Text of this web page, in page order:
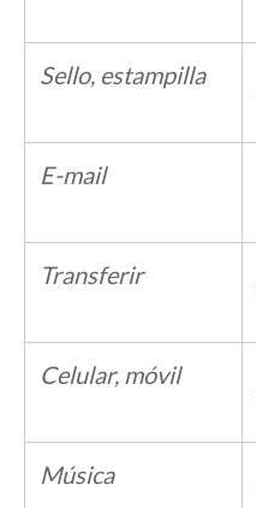
Sello, estampilla
E-mail
Transferir
Celular, móvil
Música